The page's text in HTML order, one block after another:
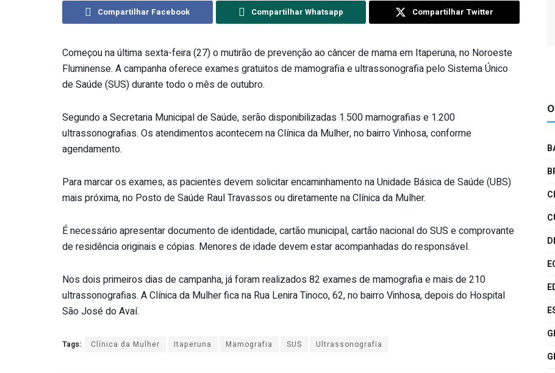
Compartilhar Facebook Compartilhar Whatsapp Compartilhar Twitter
Começou na última sexta-feira (27) o mutirão de prevenção ao câncer de mama em Itaperuna, no Noroeste
Fluminense. A campanha oferece exames gratuitos de mamografia e ultrassonografia pelo Sistema Único
de Saúde (SUS) durante todo o mês de outubro.
Segundo a Secretaria Municipal de Saúde, serão disponibilizadas 1.500 mamografias e 1.200
ultrassonografias. Os atendimentos acontecem na Clínica da Mulher, no bairro Vinhosa, conforme
agendamento.
Para marcar os exames, as pacientes devem solicitar encaminhamento na Unidade Básica de Saúde (UBS)
mais próxima, no Posto de Saúde Raul Travassos ou diretamente na Clínica da Mulher.
É necessário apresentar documento de identidade, cartão municipal, cartão nacional do SUS e comprovante
de residência originais e cópias. Menores de idade devem estar acompanhadas do responsável.
Nos dois primeiros dias de campanha, já foram realizados 82 exames de mamografia e mais de 210
ultrassonografias. A Clínica da Mulher fica na Rua Lenira Tinoco, 62, no bairro Vinhosa, depois do Hospital
São José do Avaí.
Tags: Clínica da Mulher Itaperuna Mamografia SUS Ultrassonografia